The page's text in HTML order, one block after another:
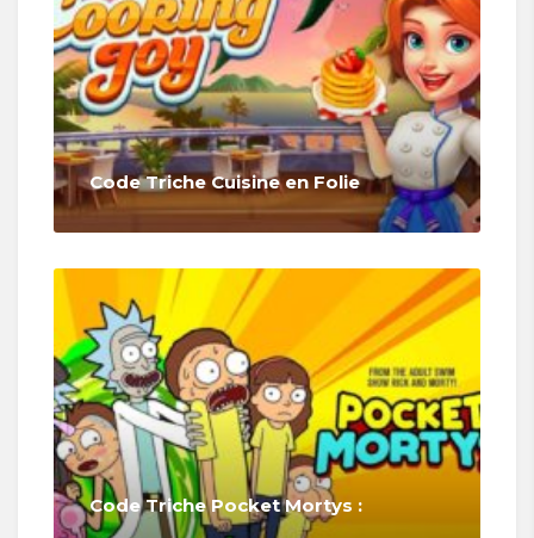
Code Triche Cuisine en Folie
Code Triche Pocket Mortys :